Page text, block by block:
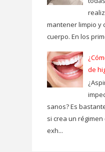
mantener limpio y
cuerpo. En los
de
sanos? Es
si crea un
exh...